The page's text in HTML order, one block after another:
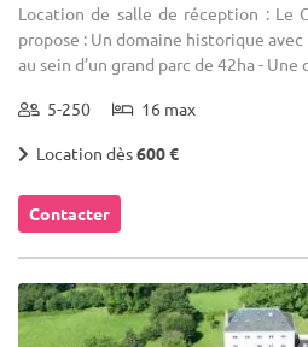
Location de salle de réception : Le
propose : Un domaine historique
au sein d’un grand parc de 42ha -
5-250 16 max
Location dès600 €
Contacter